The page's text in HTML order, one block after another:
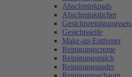
Abschminkpads
Abschminktücher
Gesichtsreinigungssets
Gesichtsseife
Make-up-Entferner
Reinigungscreme
Reinigungsmilch
Reinigungspuder
Reinigungsschaum